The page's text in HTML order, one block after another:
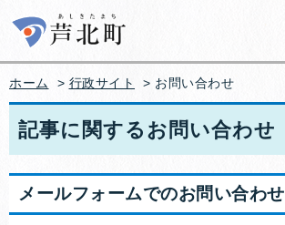
ホーム > 行政サイト > お問い合わせ
記事に関するお問い合わせ
メールフォームでのお問い合わせ